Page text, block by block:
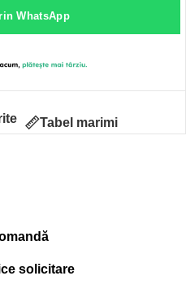
WhatsApp
Tabel marimi
solicitare